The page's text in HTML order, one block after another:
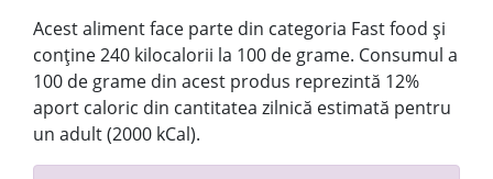
Acest aliment face parte din categoria Fast food și
conține 240 kilocalorii la 100 de grame. Consumul a
100 de grame din acest produs reprezintă 12%
aport caloric din cantitatea zilnică estimată pentru
un adult (2000 kCal).